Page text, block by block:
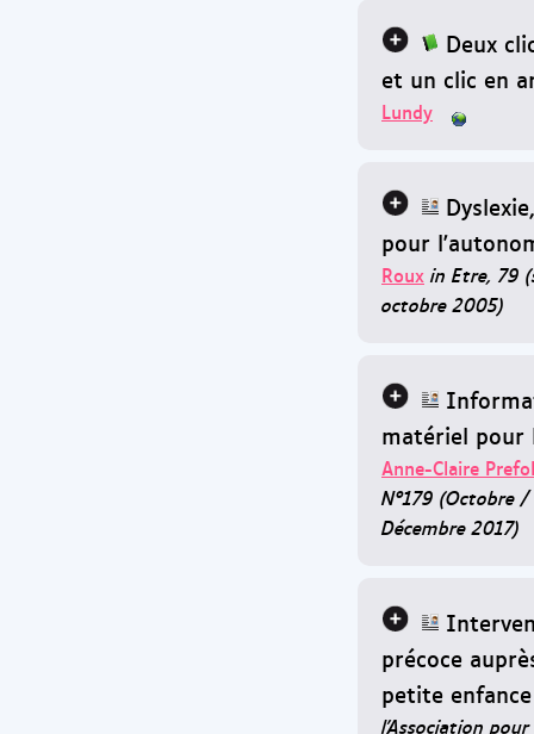
Deux
et un clic en
Lundy
pour
Roux in Etre, 79
octobre 2005)
matériel pour
Anne-Claire Prefol
N°179 (Octobre
Décembre 2017)
précoce
petite enfance
l'Association